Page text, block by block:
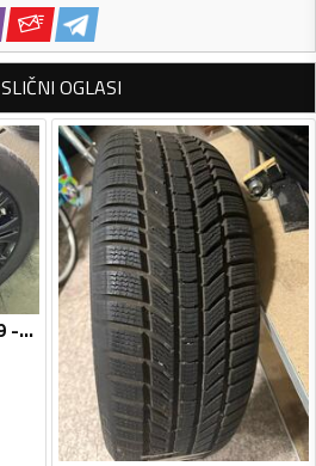
SLIČNI OGLASI
Continental - 225/55/19 - Zimska guma